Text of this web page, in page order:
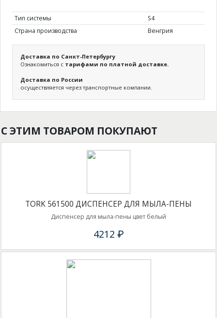
Тип системы
S4
Страна производства
Венгрия
Доставка по Санкт-Петербургу
Ознакомиться с тарифами по платной доставке.
Доставка по России
осуществляется через транспортные компании.
С ЭТИМ ТОВАРОМ ПОКУПАЮТ
TORK 561500 ДИСПЕНСЕР ДЛЯ МЫЛА-ПЕНЫ
Диспенсер для мыла-пены цвет белый
4212 ₽